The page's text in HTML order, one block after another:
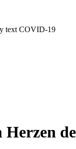
text COVID-19